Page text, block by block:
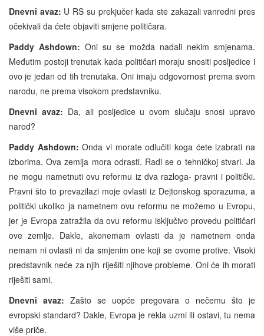
Dnevni avaz: U RS su prekjučer kada ste zakazali vanredni pres
očekivali da ćete objaviti smjene političara.
Paddy Ashdown: Oni su se možda nadali nekim smjenama.
Međutim postoji trenutak kada političari moraju snositi posljedice i
ovo je jedan od tih trenutaka. Oni imaju odgovornost prema svom
narodu, ne prema visokom predstavniku.
Dnevni avaz: Da, ali posljedice u ovom slučaju snosi upravo
narod?
Paddy Ashdown:Onda vi morate odlučiti koga ćete izabrati na
izborima. Ova zemlja mora odrasti. Radi se o tehničkoj stvari. Ja
ne mogu nametnuti ovu reformu iz dva razloga- pravni i politički.
Pravni što to prevazilazi moje ovlasti iz Dejtonskog sporazuma, a
politički ukoliko ja nametnem ovu reformu ne možemo u Evropu,
jer je Evropa zatražila da ovu reformu isključivo provedu političari
ove zemlje. Dakle, akonemam ovlasti da je nametnem onda
nemam ni ovlasti ni da smjenim one koji se ovome protive. Visoki
predstavnik neće za njih riješiti njihove probleme. Oni će ih morati
riješiti sami.
Dnevni avaz: Zašto se uopće pregovara o nečemu što je
evropski standard? Dakle, Evropa je rekla uzmi ili ostavi, tu nema
više priče.